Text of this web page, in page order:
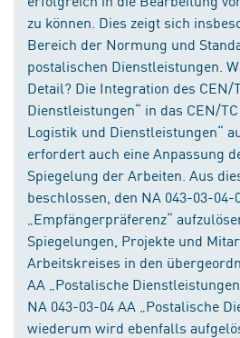
zu können. Dies zeigt sich
Bereich der Normung und
postalischen Dienstleistungen.
Detail? Die Integration des CEN/
Dienstleistungen“ in das CEN/
Logistik und Dienstleistungen“
erfordert auch eine Anpassung
Spiegelung der Arbeiten. Aus
beschlossen, den NA 043-03-04-
„Empfängerpräferenz“
Spiegelungen, Projekte und
Arbeitskreises in den
AA „Postalische
NA 043-03-04 AA „Postalische
wiederum wird ebenfalls